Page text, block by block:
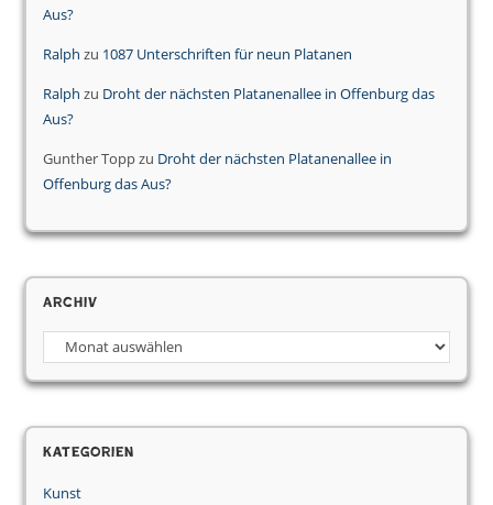
Aus?
Ralph zu 1087 Unterschriften für neun Platanen
Ralph zu Droht der nächsten Platanenallee in Offenburg das
Aus?
Gunther Toppzu Droht der nächsten Platanenallee in
Offenburg das Aus?
Archiv
Kategorien
Kunst